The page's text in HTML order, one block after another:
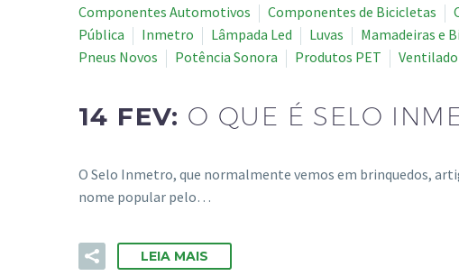
Componentes Automotivos
Componentes de Bicicletas
Pública
Inmetro Lâmpada Led Luvas Mamadeiras e
Pneus Novos
Potência Sonora Produtos PET
14 FEV: O QUE É SELO
O Selo Inmetro, que normalmente vemos em brinquedos,
nome popular pelo…
LEIA MAIS